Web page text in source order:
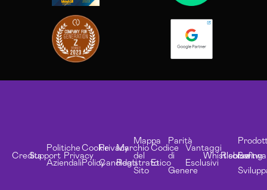
CreditsSupport
Politiche
Aziendali
Privacy
Cookie
Policy
Privacy
Candidati
Marchio
Registrato
Mappa
del
Sito
Codice
Etico
Parità
di
Genere
Vantaggi
Esclusivi
Whistleblowing
Risorse